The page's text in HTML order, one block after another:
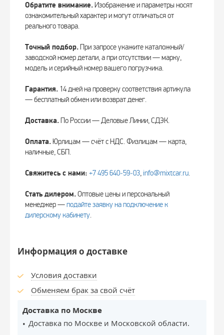
Обратите внимание.Изображение и параметры носят
ознакомительный характер и могут отличаться от
реального товара.
Точный подбор.При запросе укажите каталожный/
заводской номер детали, а при отсутствии — марку,
модель и серийный номер вашего погрузчика.
Гарантия. 14 дней на проверку соответствия артикула
— бесплатный обмен или возврат денег.
Доставка.По России — Деловые Линии, СДЭК.
Оплата. Юрлицам — счёт с НДС. Физлицам — карта,
наличные, СБП.
Свяжитесь с нами: +7 495 640‑59‑03, info@mixtcar.ru.
Стать дилером.Оптовые цены и персональный
менеджер —подайте заявку на подключение к
дилерскому кабинету.
Информация о доставке
Условия доставки
Обменяем брак за свой счёт
Доставка по Москве
Доставка по Москве и Московской области.